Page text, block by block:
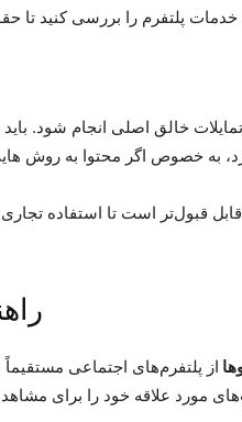
تمایلات خالق اصلی انجام شود.
قبول‌تر است تا استفاده
از پلتفرم‌های اجتماعی